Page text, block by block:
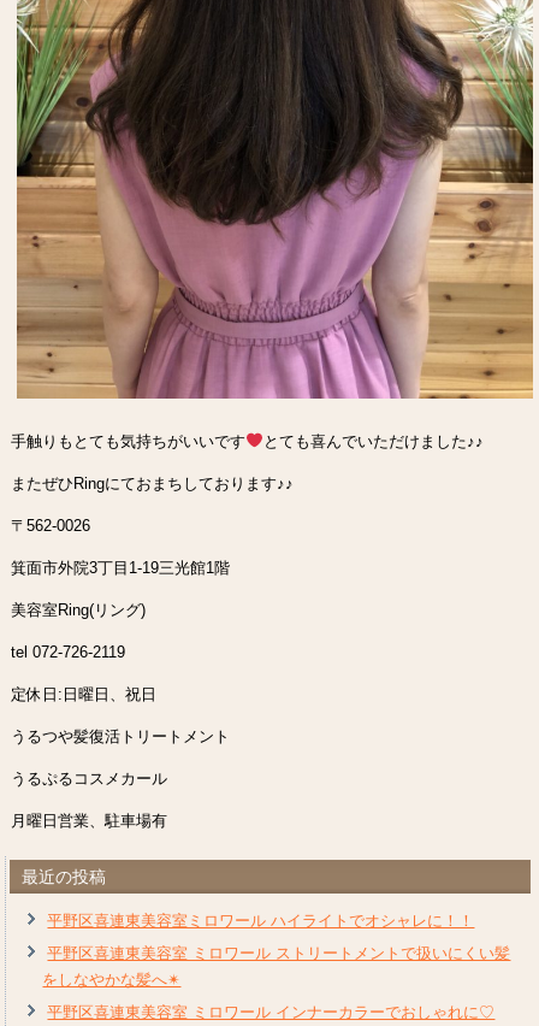
手触りもとても気持ちがいいです とても喜んでいただけました♪♪
またぜひRingにておまちしております♪♪
〒562-0026
箕面市外院3丁目1-19三光館1階
美容室Ring(リング)
tel 072-726-2119
定休日:日曜日、祝日
うるつや髪復活トリートメント
うるぷるコスメカール
月曜日営業、駐車場有
最近の投稿
平野区喜連東美容室ミロワール ハイライトでオシャレに！！
平野区喜連東美容室 ミロワール ストリートメントで扱いにくい髪
をしなやかな髪へ✴︎
平野区喜連東美容室 ミロワール インナーカラーでおしゃれに♡